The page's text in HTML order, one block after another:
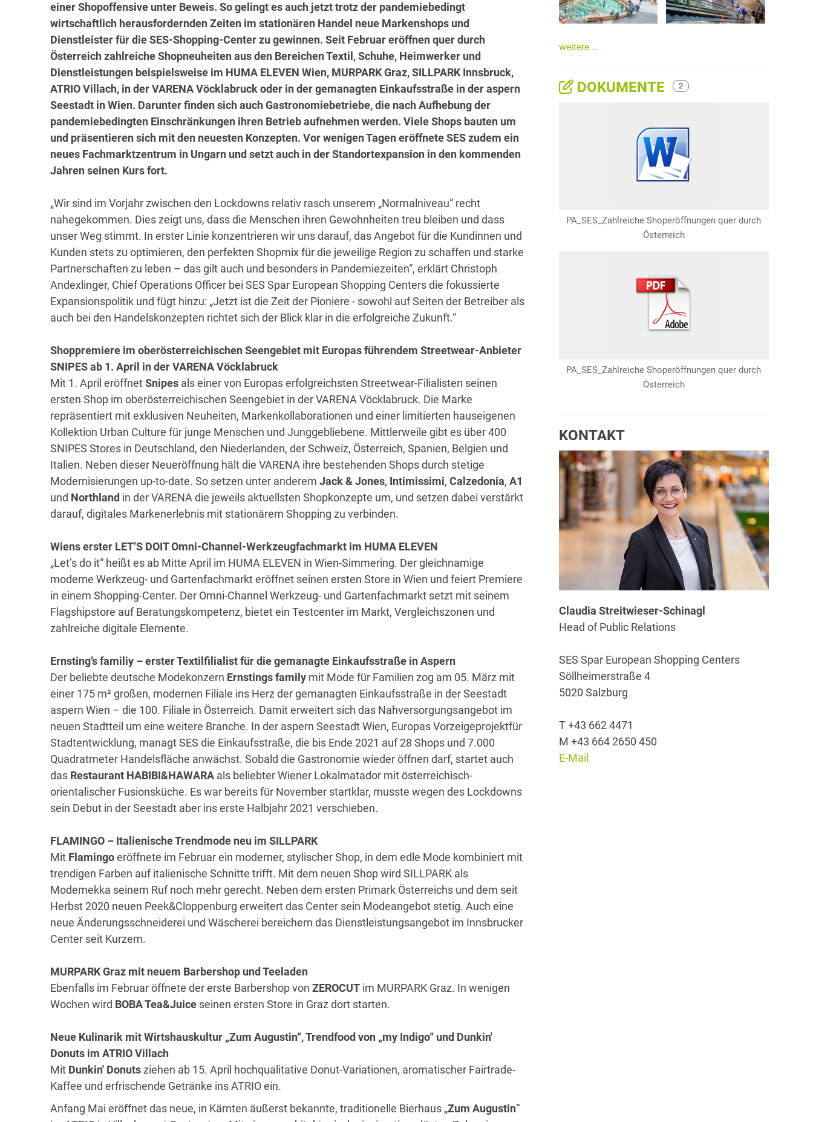
einer Shopoffensive unter Beweis. So gelingt es auch jetzt trotz der pandemiebedingt
wirtschaftlich herausfordernden Zeiten im stationären Handel neue Markenshops und
Dienstleister für die SES-Shopping-Center zu gewinnen. Seit Februar eröffnen quer durch
Österreich zahlreiche Shopneuheiten aus den Bereichen Textil, Schuhe, Heimwerker und
Dienstleistungen beispielsweise im HUMA ELEVEN Wien, MURPARK Graz, SILLPARK Innsbruck,
ATRIO Villach, in der VARENA Vöcklabruck oder in der gemanagten Einkaufsstraße in der aspern
Seestadt in Wien. Darunter finden sich auch Gastronomiebetriebe, die nach Aufhebung der
pandemiebedingten Einschränkungen ihren Betrieb aufnehmen werden. Viele Shops bauten um
und präsentieren sich mit den neuesten Konzepten. Vor wenigen Tagen eröffnete SES zudem ein
neues Fachmarktzentrum in Ungarn und setzt auch in der Standortexpansion in den kommenden
Jahren seinen Kurs fort.
„Wir sind im Vorjahr zwischen den Lockdowns relativ rasch unserem „Normalniveau“ recht
nahegekommen. Dies zeigt uns, dass die Menschen ihren Gewohnheiten treu bleiben und dass
unser Weg stimmt. In erster Linie konzentrieren wir uns darauf, das Angebot für die Kundinnen und
Kunden stets zu optimieren, den perfekten Shopmix für die jeweilige Region zu schaffen und starke
Partnerschaften zu leben – das gilt auch und besonders in Pandemiezeiten“, erklärt Christoph
Andexlinger, Chief Operations Officer bei SES Spar European Shopping Centers die fokussierte
Expansionspolitik und fügt hinzu: „Jetzt ist die Zeit der Pioniere - sowohl auf Seiten der Betreiber als
auch bei den Handelskonzepten richtet sich der Blick klar in die erfolgreiche Zukunft.“
Shoppremiere im oberösterreichischen Seengebiet mit Europas führendem Streetwear-Anbieter
SNIPES ab 1. April in der VARENA Vöcklabruck
Mit 1. April eröffnetSnipes als einer von Europas erfolgreichsten Streetwear-Filialisten seinen
ersten Shop im oberösterreichischen Seengebiet in der VARENA Vöcklabruck. Die Marke
repräsentiert mit exklusiven Neuheiten, Markenkollaborationen und einer limitierten hauseigenen
Kollektion Urban Culture für junge Menschen und Junggebliebene. Mittlerweile gibt es über 400
SNIPES Stores in Deutschland, den Niederlanden, der Schweiz, Österreich, Spanien, Belgien und
Italien. Neben dieser Neueröffnung hält die VARENA ihre bestehenden Shops durch stetige
Modernisierungen up-to-date. So setzen unter anderem Jack & Jones, Intimissimi, Calzedonia, A1
und Northland in der VARENA die jeweils aktuellsten Shopkonzepte um, und setzen dabei verstärkt
darauf, digitales Markenerlebnis mit stationärem Shopping zu verbinden.
Wiens erster LET’S DOIT Omni-Channel-Werkzeugfachmarkt im HUMA ELEVEN
„Let’s do it“ heißt es ab Mitte April im HUMA ELEVEN in Wien-Simmering. Der gleichnamige
moderne Werkzeug- und Gartenfachmarkt eröffnet seinen ersten Store in Wien und feiert Premiere
in einem Shopping-Center. Der Omni-Channel Werkzeug- und Gartenfachmarkt setzt mit seinem
Flagshipstore auf Beratungskompetenz, bietet ein Testcenter im Markt, Vergleichszonen und
zahlreiche digitale Elemente.
Ernsting’s familiy – erster Textilfilialist für die gemanagte Einkaufsstraße in Aspern
Der beliebte deutsche Modekonzern Ernstings family mit Mode für Familien zog am 05. März mit
einer 175 m² großen, modernen Filiale ins Herz der gemanagten Einkaufsstraße in der Seestadt
aspern Wien – die 100. Filiale in Österreich. Damit erweitert sich das Nahversorgungsangebot im
neuen Stadtteil um eine weitere Branche. In der aspern Seestadt Wien, Europas Vorzeigeprojektfür
Stadtentwicklung, managt SES die Einkaufsstraße, die bis Ende 2021 auf 28 Shops und 7.000
Quadratmeter Handelsfläche anwächst. Sobald die Gastronomie wieder öffnen darf, startet auch
das Restaurant HABIBI&HAWARA als beliebter Wiener Lokalmatador mit österreichisch-
orientalischer Fusionsküche. Es war bereits für November startklar, musste wegen des Lockdowns
sein Debut in der Seestadt aber ins erste Halbjahr 2021 verschieben.
FLAMINGO – Italienische Trendmode neu im SILLPARK
Mit Flamingoeröffnete im Februar ein moderner, stylischer Shop, in dem edle Mode kombiniert mit
trendigen Farben auf italienische Schnitte trifft. Mit dem neuen Shop wird SILLPARK als
Modemekka seinem Ruf noch mehr gerecht. Neben dem ersten Primark Österreichs und dem seit
Herbst 2020 neuen Peek&Cloppenburg erweitert das Center sein Modeangebot stetig. Auch eine
neue Änderungsschneiderei und Wäscherei bereichern das Dienstleistungsangebot im Innsbrucker
Center seit Kurzem.
MURPARK Graz mit neuem Barbershop und Teeladen
Ebenfalls im Februar öffnete der erste Barbershop von ZEROCUT im MURPARK Graz. In wenigen
Wochen wird BOBA Tea&Juice seinen ersten Store in Graz dort starten.
Neue Kulinarik mit Wirtshauskultur „Zum Augustin“, Trendfood von „my Indigo“ und Dunkin'
Donuts im ATRIO Villach
Mit Dunkin' Donutsziehen ab 15. April hochqualitative Donut-Variationen, aromatischer Fairtrade-
Kaffee und erfrischende Getränke ins ATRIO ein.
Anfang Mai eröffnet das neue, in Kärnten äußerst bekannte, traditionelle Bierhaus „Zum Augustin“
weitere ...
DOKUMENTE 2
PA_SES_Zahlreiche Shoperöffnungen quer durch
Österreich
PA_SES_Zahlreiche Shoperöffnungen quer durch
Österreich
KONTAKT
Claudia Streitwieser-Schinagl
Head of Public Relations
SES Spar European Shopping Centers
Söllheimerstraße 4
5020 Salzburg
T +43 662 4471
M +43 664 2650 450
E-Mail